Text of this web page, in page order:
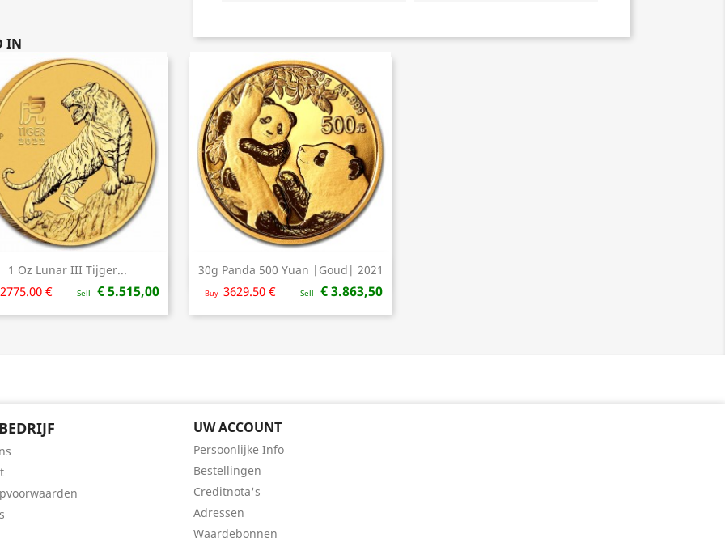
IN
1 Oz Lunar III Tijger...
2775.00 € Sell € 5.515,00
 Snel bekijken 30g Panda 500 Yuan |Goud| 2021
Buy 3629.50 € Sell € 3.863,50
 Snel bekijken
UW ACCOUNT
Persoonlijke Info
Bestellingen
Creditnota's
Adressen
Waardebonnen